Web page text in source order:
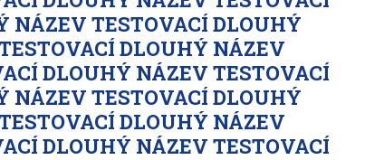
NÁZEV TESTOVACÍ DLOUHÝ
DLOUHÝ NÁZEV
DLOUHÝ NÁZEV TESTOVACÍ
NÁZEV TESTOVACÍ DLOUHÝ
DLOUHÝ NÁZEV
DLOUHÝ NÁZEV TESTOVACÍ